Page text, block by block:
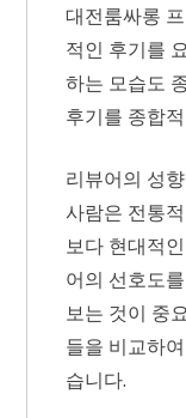
대전룸싸롱
적인 후기를
하는 모습도
후기를 종합
리뷰어의 성
사람은 전통
보다 현대적
어의 선호도
보는 것이 중
들을 비교하
습니다.